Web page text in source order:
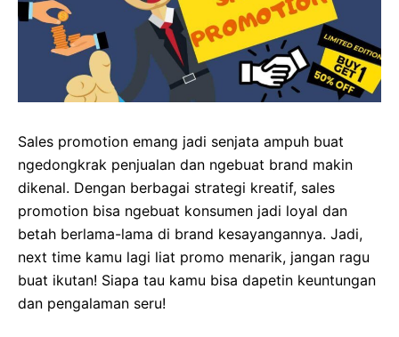
Sales promotion emang jadi senjata ampuh buat
ngedongkrak penjualan dan ngebuat brand makin
dikenal. Dengan berbagai strategi kreatif, sales
promotion bisa ngebuat konsumen jadi loyal dan
betah berlama-lama di brand kesayangannya. Jadi,
next time kamu lagi liat promo menarik, jangan ragu
buat ikutan! Siapa tau kamu bisa dapetin keuntungan
dan pengalaman seru!